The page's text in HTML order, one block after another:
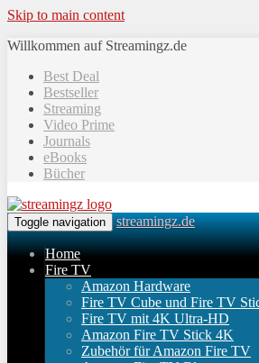
Skip to main content
Willkommen auf Streamingz.de
Best Deal
Bestseller
Streaming
Video Prime
Journals
eBooks
Bücher
Toggle navigation streamingz.de
Home
Fire TV
Amazon Hardware
Fire TV Cube und Fire TV
Fire TV mit 4K Ultra-HD
Amazon Fire TV Stick 4K
Zubehör für Amazon Fire TV